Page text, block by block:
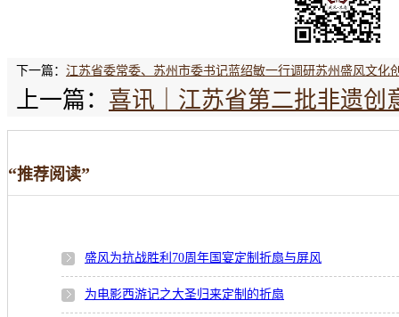
下一篇： 江苏省委常委、苏州市委书记蓝绍敏一行调研苏州盛风文化
上一篇： 喜讯｜江苏省第二批非遗创
“推荐阅读”
盛风为抗战胜利70周年国宴定制折扇与屏风
为电影西游记之大圣归来定制的折扇